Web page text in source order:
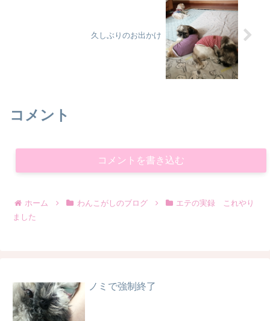
久しぶりのお出かけ
コメント
コメントを書き込む
ホーム わんこがしのブログ
エテの実録 これやり
ました
ノミで強制終了